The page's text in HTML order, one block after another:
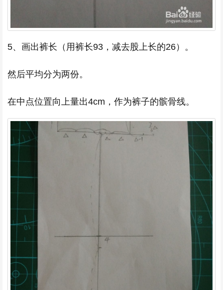
5、画出裤长（用裤长93，减去股上长的26）。
然后平均分为两份。
在中点位置向上量出4cm，作为裤子的髌骨线。